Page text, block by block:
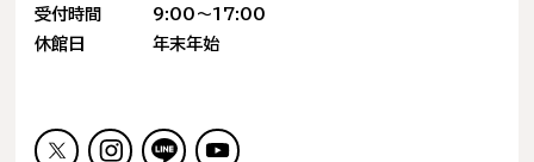
受付時間
9:00〜17:00
休館日
年末年始